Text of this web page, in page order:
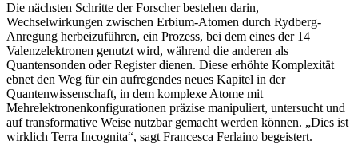
Die nächsten Schritte der Forscher bestehen darin,
Wechselwirkungen zwischen Erbium-Atomen durch Rydberg-
Anregung herbeizuführen, ein Prozess, bei dem eines der 14
Valenzelektronen genutzt wird, während die anderen als
Quantensonden oder Register dienen. Diese erhöhte Komplexität
ebnet den Weg für ein aufregendes neues Kapitel in der
Quantenwissenschaft, in dem komplexe Atome mit
Mehrelektronenkonfigurationen präzise manipuliert, untersucht und
auf transformative Weise nutzbar gemacht werden können. „Dies ist
wirklich Terra Incognita“, sagt Francesca Ferlaino begeistert.